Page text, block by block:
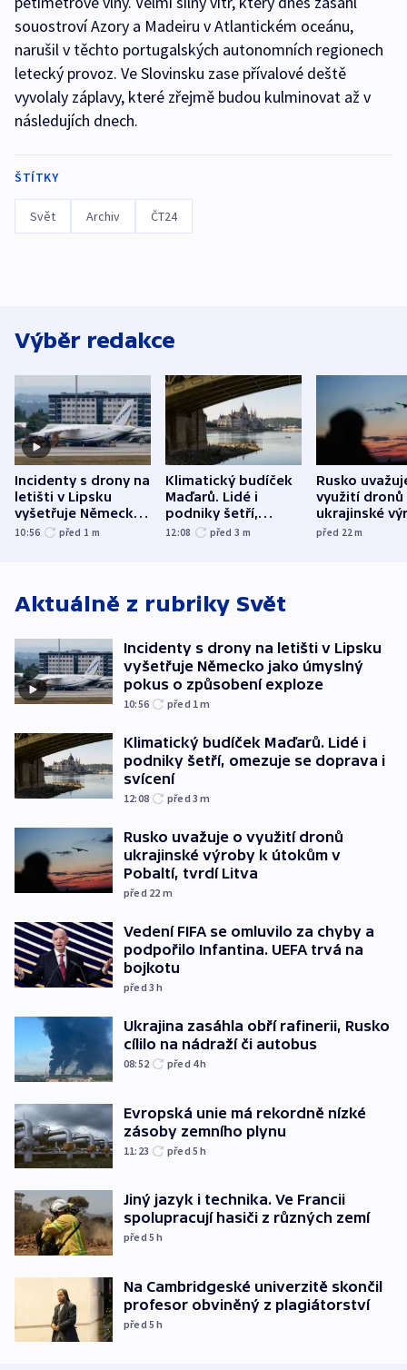
souostroví Azory a Madeiru v Atlantickém oceánu,
narušil v těchto portugalských autonomních regionech
letecký provoz. Ve Slovinsku zase přívalové deště
vyvolaly záplavy, které zřejmě budou kulminovat až v
následujích dnech.
ŠTÍTKY
Svět Archiv ČT24
Výběr redakce
Incidenty s drony na
letišti v Lipsku
vyšetřuje Německo
jako úmyslný pokus
10:56 před 1 m
Klimatický budíček
Maďarů. Lidé i
podniky šetří,
omezuje se doprava
12:08 před 3 m
Rusko
využití dronů
ukrajinské
útokům v
před 22m
Aktuálně z rubriky Svět
Incidenty s drony na letišti v Lipsku
vyšetřuje Německo jako úmyslný
pokus o způsobení exploze
10:56 před 1m
Klimatický budíček Maďarů. Lidé i
podniky šetří, omezuje se doprava i
svícení
12:08 před 3m
Rusko uvažuje o využití dronů
ukrajinské výroby k útokům v
Pobaltí, tvrdí Litva
před 22 m
Vedení FIFA se omluvilo za chyby a
podpořilo Infantina. UEFA trvá na
bojkotu
před 3h
Ukrajina zasáhla obří rafinerii, Rusko
cílilo na nádraží či autobus
08:52 před 4h
Evropská unie má rekordně nízké
zásoby zemního plynu
11:23 před 5h
Jiný jazyk i technika. Ve Francii
spolupracují hasiči z různých zemí
před 5h
Na Cambridgeské univerzitě skončil
profesor obviněný z plagiátorství
před 5h